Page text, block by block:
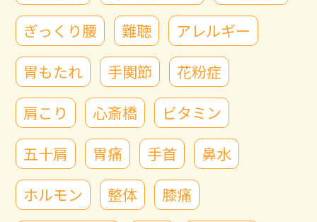
ぎっくり腰
難聴
アレルギー
胃もたれ
手関節
花粉症
肩こり
心斎橋
ビタミン
五十肩
胃痛 手首
鼻水
ホルモン
整体
膝痛